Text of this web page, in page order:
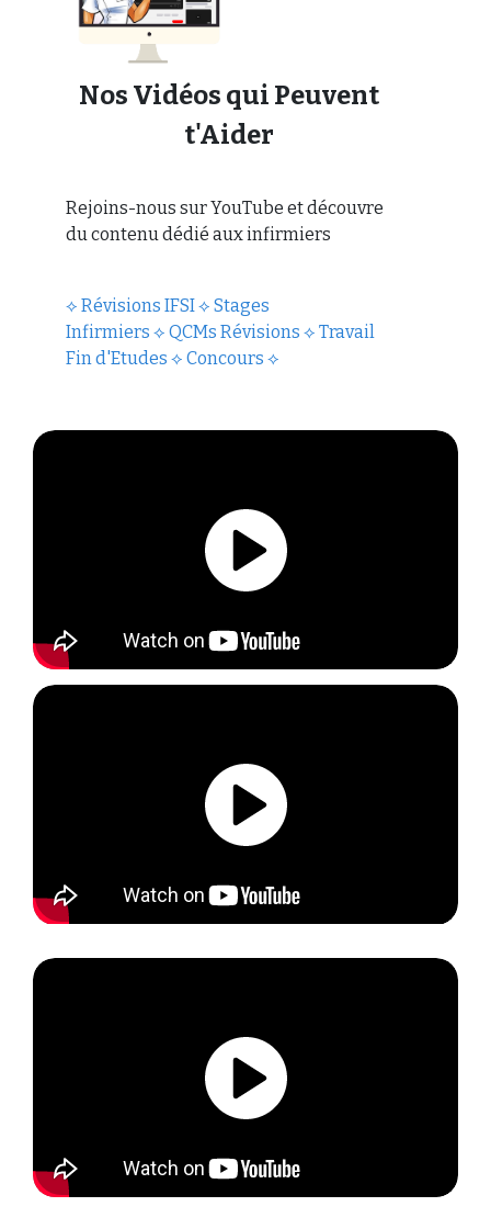
Nos Vidéos qui Peuvent
t'Aider
Rejoins-nous sur YouTube et découvre
du contenu dédié aux infirmiers
⟡ Révisions IFSI⟡ Stages
Infirmiers ⟡ QCMs Révisions ⟡ Travail
Fin d'Etudes ⟡ Concours ⟡